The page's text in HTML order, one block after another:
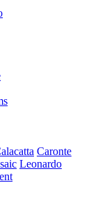
Caronte
Leonardo